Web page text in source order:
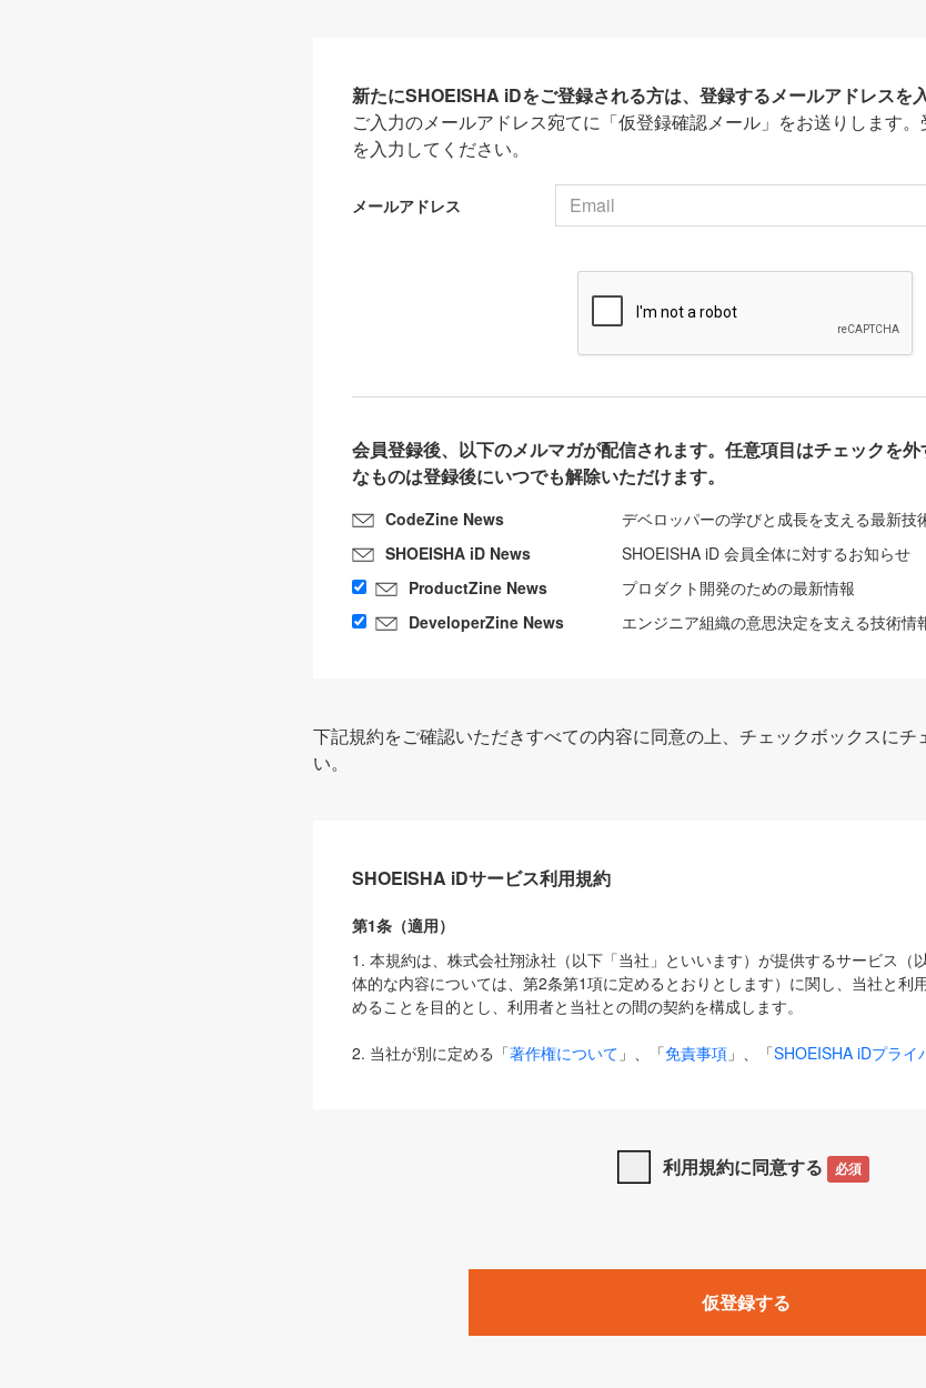
新たにSHOEISHA iDをご登録される方は、登録するメールアドレスを
ご入力のメールアドレス宛てに「仮登録確認メール」をお送りします
を入力してください。
メールアドレス
会員登録後、以下のメルマガが配信されます。任意項目はチェックを
なものは登録後にいつでも解除いただけます。
CodeZine News
デベロッパーの学びと成長を支える最新技
SHOEISHA iD News
SHOEISHA iD 会員全体に対するお知らせ
ProductZine News
プロダクト開発のための最新情報
DeveloperZine News
エンジニア組織の意思決定を支える技術情
下記規約をご確認いただきすべての内容に同意の上、チェックボックスにチ
い。
SHOEISHA iDサービス利用規約
第1条（適用）
1. 本規約は、株式会社翔泳社（以下「当社」といいます）が提供するサービス（
体的な内容については、第2条第1項に定めるとおりとします）に関し、当社と利
めることを目的とし、利用者と当社との間の契約を構成します。
2. 当社が別に定める「著作権について 」、「免責事項 」、「SHOEISHA iDプライ
は、本規約の規定が優先して適用されるものとします。
1. 「本サービス」とは、当社が提供する以下のサービス（名称や内容が変更され
みます）及びこれらサービスに関連して当社が実施するイベントやキャンペーンを
「SEBook」「SEShop」「CodeZine」「MarkeZine」「EnterpriseZine」「
利用規約に同意する 必須
仮登録する